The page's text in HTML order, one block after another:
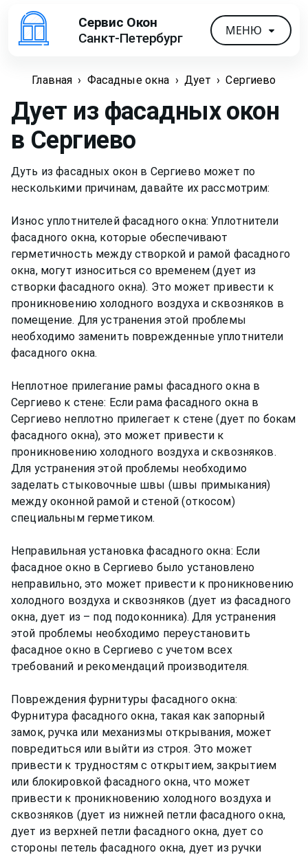
Сервис Окон
Санкт-Петербург
МЕНЮ
Главная › Фасадные окна › Дует › Сергиево
Дует из фасадных окон
в Сергиево
Дуть из фасадных окон в Сергиево может по
несколькими причинам, давайте их рассмотрим:
Износ уплотнителей фасадного окна: Уплотнители
фасадного окна, которые обеспечивают
герметичность между створкой и рамой фасадного
окна, могут износиться со временем (дует из
створки фасадного окна). Это может привести к
проникновению холодного воздуха и сквозняков в
помещение. Для устранения этой проблемы
необходимо заменить поврежденные уплотнители
фасадного окна.
Неплотное прилегание рамы фасадного окна в
Сергиево к стене: Если рама фасадного окна в
Сергиево неплотно прилегает к стене (дует по бокам
фасадного окна), это может привести к
проникновению холодного воздуха и сквозняков.
Для устранения этой проблемы необходимо
заделать стыковочные швы (швы примыкания)
между оконной рамой и стеной (откосом)
специальным герметиком.
Неправильная установка фасадного окна: Если
фасадное окно в Сергиево было установлено
неправильно, это может привести к проникновению
холодного воздуха и сквозняков (дует из фасадного
окна, дует из – под подоконника). Для устранения
этой проблемы необходимо переустановить
фасадное окно в Сергиево с учетом всех
требований и рекомендаций производителя.
Повреждения фурнитуры фасадного окна:
Фурнитура фасадного окна, такая как запорный
замок, ручка или механизмы открывания, может
повредиться или выйти из строя. Это может
привести к трудностям с открытием, закрытием
или блокировкой фасадного окна, что может
привести к проникновению холодного воздуха и
сквозняков (дует из нижней петли фасадного окна,
дует из верхней петли фасадного окна, дует со
стороны петель фасадного окна, дует из ручки